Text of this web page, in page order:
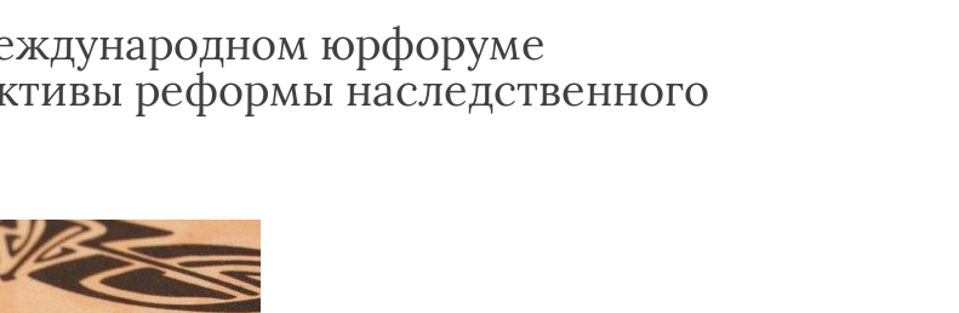
юрфоруме
реформы наследственного